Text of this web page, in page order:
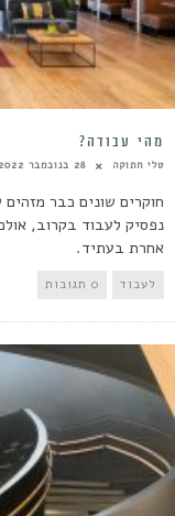
מהי עבודה?
טלי חתוקה 28 בנובמבר 2022
חוקרים שונים כבר
נפסיק לעבוד בקרוב,
אחרת בעתיד.
לעבוד 0 תגובות